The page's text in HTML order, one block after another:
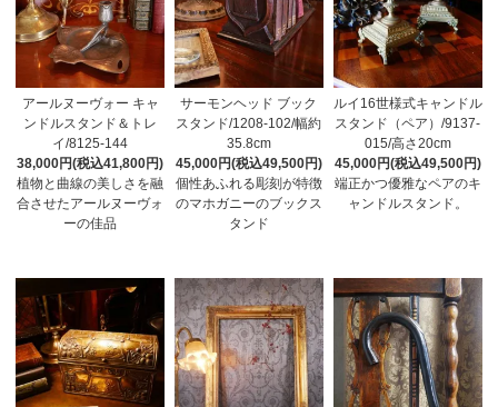
アールヌーヴォー キャ
ンドルスタンド＆トレ
イ/8125-144
38,000円(税込41,800円)
植物と曲線の美しさを融
合させたアールヌーヴォ
ーの佳品
サーモンヘッド ブック
スタンド/1208-102/幅約
35.8cm
45,000円(税込49,500円)
個性あふれる彫刻が特徴
のマホガニーのブックス
タンド
ルイ16世様式キャンドル
スタンド（ペア）/9137-
015/高さ20cm
45,000円(税込49,500円)
端正かつ優雅なペアのキ
ャンドルスタンド。